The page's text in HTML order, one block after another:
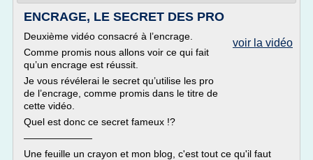
ENCRAGE, LE SECRET DES PRO
voir la vidéo
Deuxième vidéo consacré à l’encrage.
Comme promis nous allons voir ce qui fait
qu’un encrage est réussit.
Je vous révélerai le secret qu’utilise les pro
de l’encrage, comme promis dans le titre de
cette vidéo.
Quel est donc ce secret fameux !?
———————
Une feuille un crayon et mon blog, c'est tout ce qu'il faut